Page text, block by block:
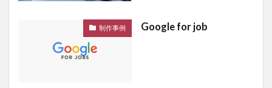
制作事例 Google for job